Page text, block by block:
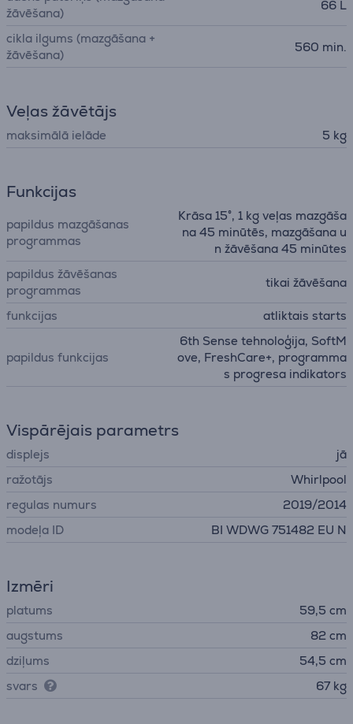
žāvēšana)
66 L
cikla ilgums (mazgāšana +
žāvēšana)
560 min.
Veļas žāvētājs
maksimālā ielāde 5 kg
Funkcijas
papildus mazgāšanas
programmas
Krāsa 15°, 1 kg veļas mazgāša
na 45 minūtēs, mazgāšana u
n žāvēšana 45 minūtes
papildus žāvēšanas
programmas
tikai žāvēšana
funkcijas atliktais starts
papildus funkcijas
6th Sense tehnoloģija, SoftM
ove, FreshCare+, programma
s progresa indikators
Vispārējais parametrs
displejs
jā
ražotājs
Whirlpool
regulas numurs
2019/2014
modeļa ID
BI WDWG 751482 EU N
Izmēri
platums
59,5 cm
augstums
82 cm
dziļums
54,5 cm
svars
67 kg